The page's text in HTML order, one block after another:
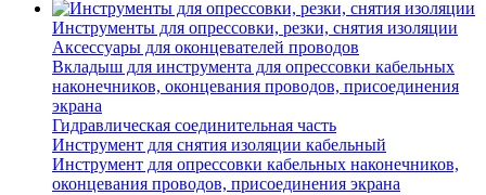
Инструменты для опрессовки, резки, снятия изоляции
Аксессуары для оконцевателей проводов
Вкладыш для инструмента для опрессовки кабельных
наконечников, оконцевания проводов, присоединения
экрана
Гидравлическая соединительная часть
Инструмент для снятия изоляции кабельный
Инструмент для опрессовки кабельных наконечников,
оконцевания проводов, присоединения экрана